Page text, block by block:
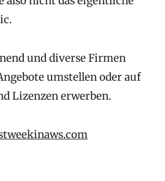
und diverse Firmen
umstellen oder auf
Lizenzen erwerben.